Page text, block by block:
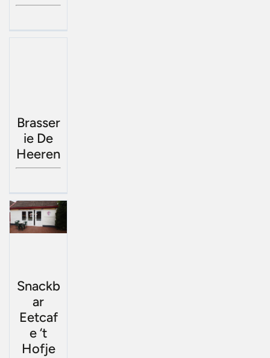
Brasser
ie De
Heeren
Snackb
ar
Eetcaf
e ‘t
Hofje